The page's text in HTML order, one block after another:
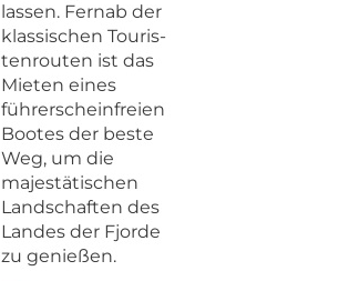
lassen. Fernab der
klas­sis­chen Touris­
ten­routen ist das
Mieten eines
führersche­in­freien
Bootes der beste
Weg, um die
majestätis­chen
Land­schaften des
Lan­des der Fjorde
zu genießen.